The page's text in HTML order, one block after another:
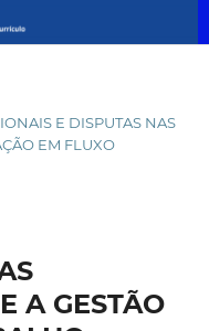
E DISPUTAS NAS
EM FLUXO
A GESTÃO